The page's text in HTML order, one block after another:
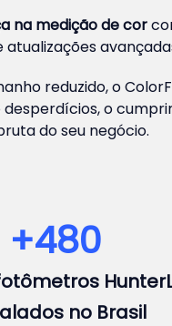
na medição de cor
atualizações
reduzido, o
desperdícios, o
do seu negócio.
+480
no Brasil